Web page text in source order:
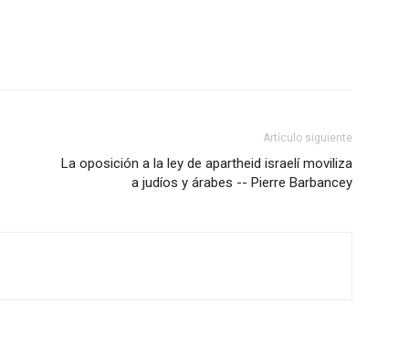
Artículo siguiente
La oposición a la ley de apartheid israelí moviliza
a judíos y árabes -- Pierre Barbancey